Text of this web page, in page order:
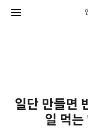
일단 만들면
일 먹는